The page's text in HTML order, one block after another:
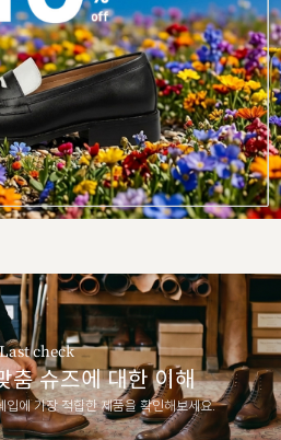
check
춤 슈즈에 대한 이해
입에 가장 적합한 제품을 확인해보세요.